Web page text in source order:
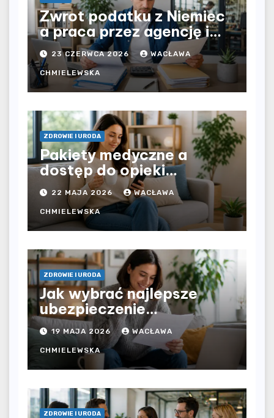
Zwrot podatku z Niemiec
a praca przez agencję i
bezpośrednio u
pracodawcy – jak
rozliczyć oba źródła
dochodu?
23 CZERWCA 2026 WACŁAWA
CHMIELEWSKA
ZDROWIE I URODA
Pakiety medyczne a
dostęp do opieki
zdrowotnej bez
ograniczeń czasowych –
czy prywatna opieka daje
większą swobodę?
22 MAJA 2026 WACŁAWA
CHMIELEWSKA
ZDROWIE I URODA
Jak wybrać najlepsze
ubezpieczenie
komunikacyjne i uniknąć
kosztownych błędów?
19 MAJA 2026 WACŁAWA
CHMIELEWSKA
ZDROWIE I URODA